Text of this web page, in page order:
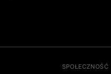
SPOŁECZNOŚĆ